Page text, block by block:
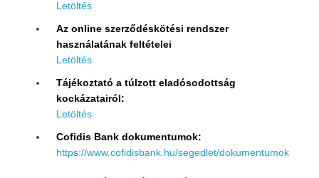
Letöltés
Az online szerződéskötési rendszer
használatának feltételei
Letöltés
Tájékoztató a túlzott eladósodottság
kockázatairól:
Letöltés
Cofidis Bank dokumentumok:
https://www.cofidisbank.hu/segedlet/dokumentumok